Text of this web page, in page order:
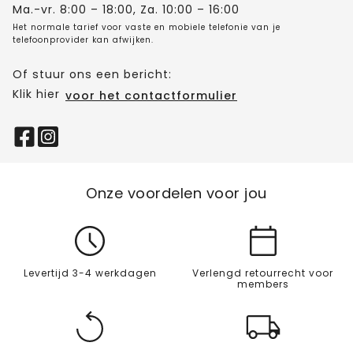
Ma.-vr. 8:00 – 18:00, Za. 10:00 – 16:00
Het normale tarief voor vaste en mobiele telefonie van je
telefoonprovider kan afwijken.
Of stuur ons een bericht:
Klik hier voor het contactformulier
Onze voordelen voor jou
Levertijd 3-4 werkdagen
Verlengd retourrecht voor
members